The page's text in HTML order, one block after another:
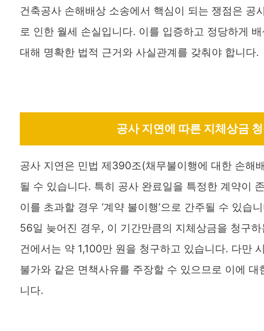
건축공사 손해배상 소송에서 핵심이 되는 쟁점은 공
로 인한 월세 손실입니다. 이를 입증하고 정당하게
대해 명확한 법적 근거와 사실관계를 갖춰야 합니다.
공사 지연에 따른 지체상금
공사 지연은 민법 제390조(채무불이행에 대한 손해
될 수 있습니다. 특히 공사 완료일을 특정한 계약이
이를 초과할 경우 ‘계약 불이행’으로 간주될 수 있습
56일 늦어진 경우, 이 기간만큼의 지체상금을 청구
건에서는 약 1,100만 원을 청구하고 있습니다. 다만
불가와 같은 면책사유를 주장할 수 있으므로 이에
니다.